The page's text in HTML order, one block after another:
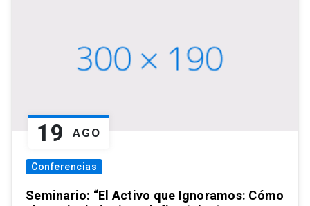
19 AGO
Conferencias
Seminario: “El Activo que Ignoramos: Cómo